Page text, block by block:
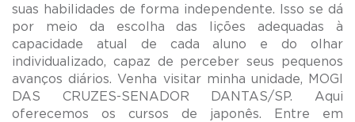
suas habilidades de forma independente. Isso se dá
por meio da escolha das lições adequadas à
capacidade atual de cada aluno e do olhar
individualizado, capaz de perceber seus pequenos
avanços diários. Venha visitar minha unidade, MOGI
DAS CRUZES-SENADOR DANTAS/SP. Aqui
oferecemos os cursos de japonês. Entre em